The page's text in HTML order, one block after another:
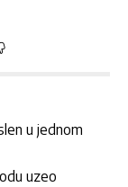
u jednom
uzeo